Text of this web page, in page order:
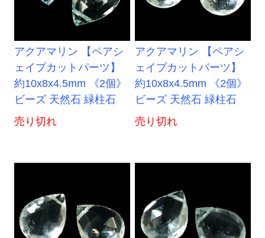
アクアマリン 【ペアシ
ェイプカットパーツ】
約10x8x4.5mm 《2個》
ビーズ 天然石 緑柱石
売り切れ
アクアマリン 【ペアシ
ェイプカットパーツ】
約10x8x4.5mm 《2個》
ビーズ 天然石 緑柱石
売り切れ